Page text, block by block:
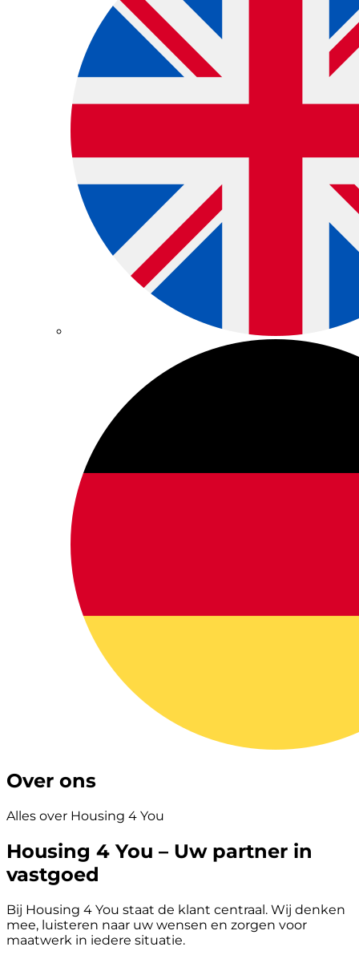
Over ons
Alles over Housing 4 You
Housing 4 You – Uw partner in
vastgoed
Bij Housing 4 You staat de klant centraal. Wij denken
mee, luisteren naar uw wensen en zorgen voor
maatwerk in iedere situatie.